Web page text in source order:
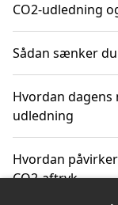
CO2-udledning
Sådan sænker
Hvordan dagens
udledning
Hvordan
CO2-aftryk